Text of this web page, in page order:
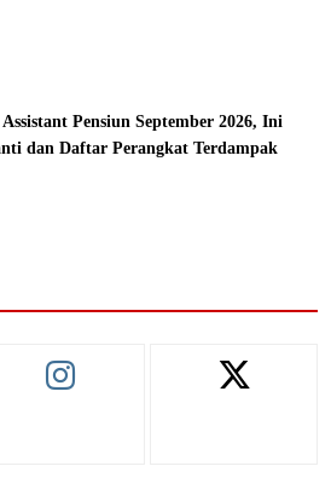
Assistant Pensiun September 2026, Ini
dan Daftar Perangkat Terdampak